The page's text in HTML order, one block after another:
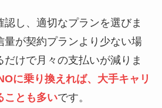
認し、適切なプランを選びま
量が契約プランより少ない場
けで月々の支払いが減りま
に乗り換えれば、大手キャリ
ことも多いです。